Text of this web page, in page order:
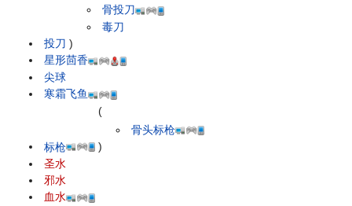
投刀
骨投刀
毒刀
)
星形茴香
尖球
寒霜飞鱼
标枪
(
骨头标枪
)
圣水
邪水
血水